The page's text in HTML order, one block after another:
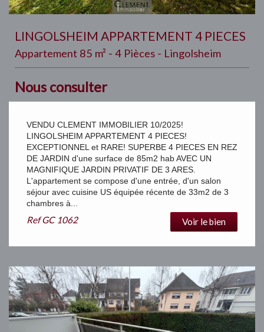
LINGOLSHEIM APPARTEMENT 4 PIECES
Appartement 85 m² - 4 Pièces - Lingolsheim
Nous consulter
VENDU CLEMENT IMMOBILIER 10/2025!
LINGOLSHEIM APPARTEMENT 4 PIECES!
EXCEPTIONNEL et RARE! SUPERBE 4 PIECES EN REZ
DE JARDIN d'une surface de 85m2 hab AVEC UN
MAGNIFIQUE JARDIN PRIVATIF DE 3 ARES.
L'appartement se compose d'une entrée, d'un salon
séjour avec cuisine US équipée récente de 33m2 de 3
chambres à...
RefGC 1062 Voir le bien